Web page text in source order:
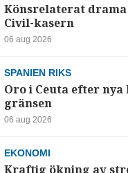
Könsrelaterat
Civil-kasern
06 aug 2026
SPANIEN RIKS
Oro i Ceuta efter
gränsen
06 aug 2026
EKONOMI
Kraftig ökning av